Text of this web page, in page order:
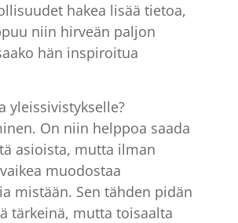
hakea lisää tietoa,
niin hirveän paljon
hän inspiroitua
yleissivistykselle?
On niin helppoa saada
asioista, mutta ilman
muodostaa
mistään. Sen tähden pidän
tärkeinä, mutta toisaalta